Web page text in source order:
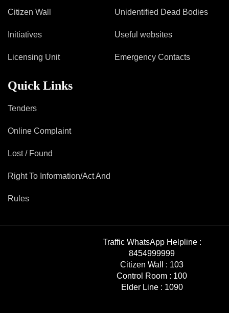
Citizen Wall
Initiatives
Licensing Unit
Unidentified Dead Bodies
Useful websites
Emergency Contacts
Quick Links
Tenders
Online Complaint
Lost / Found
Right To Information/Act And
Rules
Traffic WhatsApp Helpline :
8454999999
Citizen Wall : 103
Control Room : 100
Elder Line : 1090